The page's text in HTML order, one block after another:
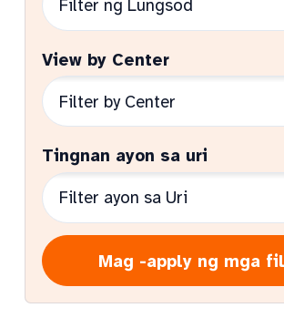
View by Center
Tingnan ayon sa uri
Mag -apply ng mga